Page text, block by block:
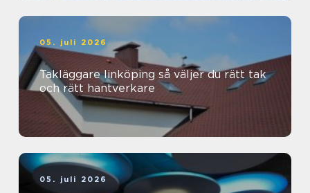
05. juli 2026
Takläggare linköping så väljer du rätt tak
och rätt hantverkare
05. juli 2026